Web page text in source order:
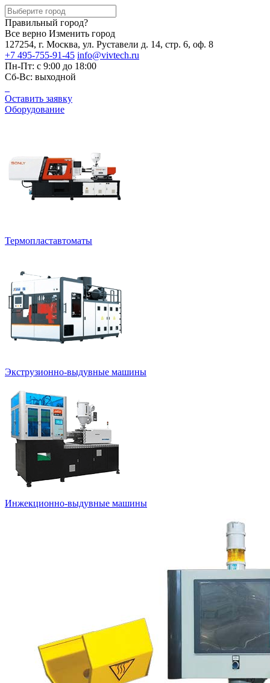
Правильный город?
Все верно Изменить город
127254, г. Москва, ул. Руставели д. 14, стр. 6, оф. 8
+7 495-755-91-45 info@vivtech.ru
Пн-Пт: с 9:00 до 18:00
Сб-Вс: выходной
Оставить заявку
Оборудование
Термопластавтоматы
Экструзионно-выдувные машины
Инжекционно-выдувные машины